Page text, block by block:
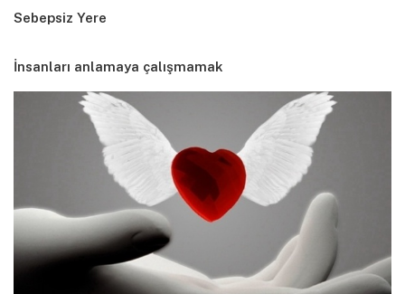
Sebepsiz Yere
İnsanları anlamaya çalışmamak